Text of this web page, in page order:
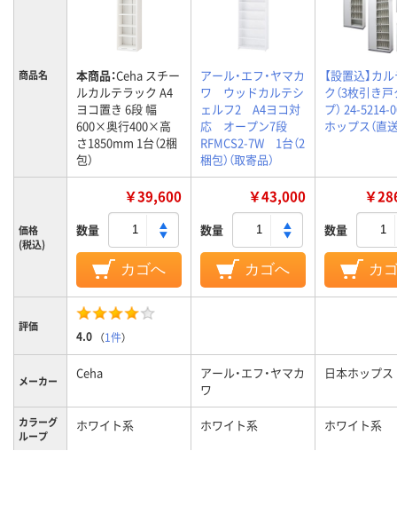
商品名 本商品：Ceha スチー
ルカルテラック A4
ヨコ置き 6段 幅
600×奥行400×高
さ1850mm 1台（2梱
包）
アール・エフ・ヤマカ
ワ ウッドカルテシ
ェルフ2 A4ヨコ対
応 オープン7段
RFMCS2-7W 1台（2
梱包）（取寄品）
【設置込】カ
ク（3枚引き
プ） 24-5214-
ホップス（直
価格
(税込)
￥39,600
数量
カゴへ
￥43,000
数量
カゴへ
￥
数量
カ
評価
4.0 （1件）
メーカー Ceha
アール・エフ・ヤマカ
ワ
日本ホップス
カラーグ
ループ
ホワイト系 ホワイト系 ホワイト系